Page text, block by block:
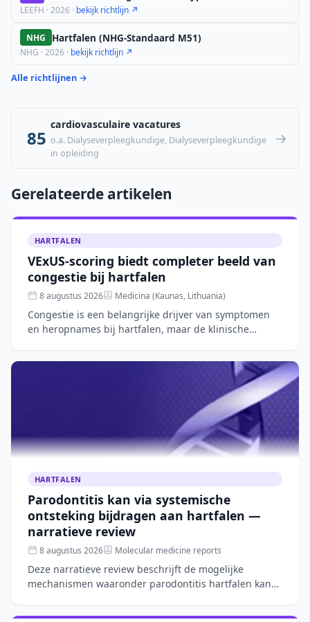
LEEFH · 2026 · bekijk richtlijn ↗
NHG Hartfalen (NHG-Standaard M51)
NHG · 2026 · bekijk richtlijn ↗
Alle richtlijnen →
85
cardiovasculaire vacatures
o.a. Dialyseverpleegkundige, Dialyseverpleegkundige
in opleiding
→
Gerelateerde artikelen
HARTFALEN
VExUS-scoring biedt completer beeld van
congestie bij hartfalen
8 augustus 2026 Medicina (Kaunas, Lithuania)
Congestie is een belangrijke drijver van symptomen
en heropnames bij hartfalen, maar de klinische
HARTFALEN
Parodontitis kan via systemische
ontsteking bijdragen aan hartfalen —
narratieve review
8 augustus 2026 Molecular medicine reports
Deze narratieve review beschrijft de mogelijke
mechanismen waaronder parodontitis hartfalen kan
verschuivin